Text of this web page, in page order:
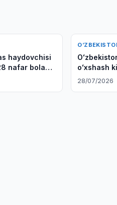
haydovchisi
nafar bolani
oʻxshash
28/07/2026